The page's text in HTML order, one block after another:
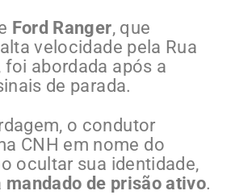
Ford Ranger, que
velocidade pela Rua
abordada após a
de parada.
o condutor
CNH em nome do
ocultar sua identidade,
mandado de prisão ativo.